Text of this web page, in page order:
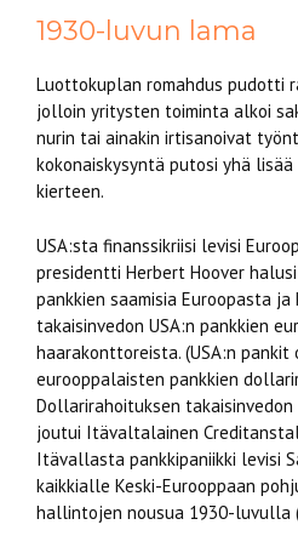
1930-luvun lama
Luottokuplan romahdus pudotti
jolloin yritysten toiminta alkoi
nurin tai ainakin irtisanoivat
kokonaiskysyntä putosi yhä
kierteen.
USA:sta finanssikriisi levisi
presidentti Herbert Hoover
pankkien saamisia Euroopasta
takaisinvedon USA:n pankkien
haarakonttoreista. (USA:n
eurooppalaisten pankkien
Dollarirahoituksen takaisinvedon
joutui Itävaltalainen
Itävallasta pankkipaniikki levisi
kaikkialle Keski-Eurooppaan
hallintojen nousua 1930-luvulla